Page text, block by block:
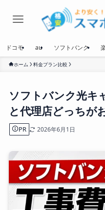
ドコモ au ソフトバンク
ホーム 料金プラン比較
ソフトバンク光キ
と代理店どっちが
PR 2026年6月1日